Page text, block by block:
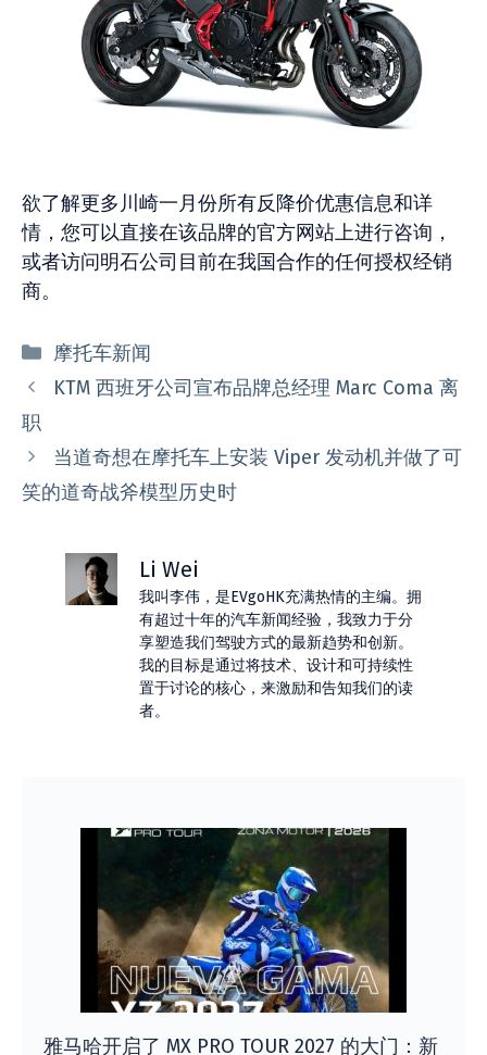
欲了解更多川崎一月份所有反降价优惠信息和详
情，您可以直接在该品牌的官方网站上进行咨询，
或者访问明石公司目前在我国合作的任何授权经销
商。
分
类
摩托车新闻
KTM 西班牙公司宣布品牌总经理 Marc Coma 离
职
当道奇想在摩托车上安装 Viper 发动机并做了可
笑的道奇战斧模型历史时
Li Wei
我叫李伟，是EVgoHK充满热情的主编。拥
有超过十年的汽车新闻经验，我致力于分
享塑造我们驾驶方式的最新趋势和创新。
我的目标是通过将技术、设计和可持续性
置于讨论的核心，来激励和告知我们的读
者。
雅马哈开启了 MX PRO TOUR 2027 的大门：新